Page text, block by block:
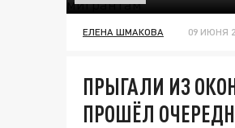
ЕЛЕНА ШМАКОВА 09 ИЮНЯ
ПРЫГАЛИ ИЗ
ПРОШЁЛ